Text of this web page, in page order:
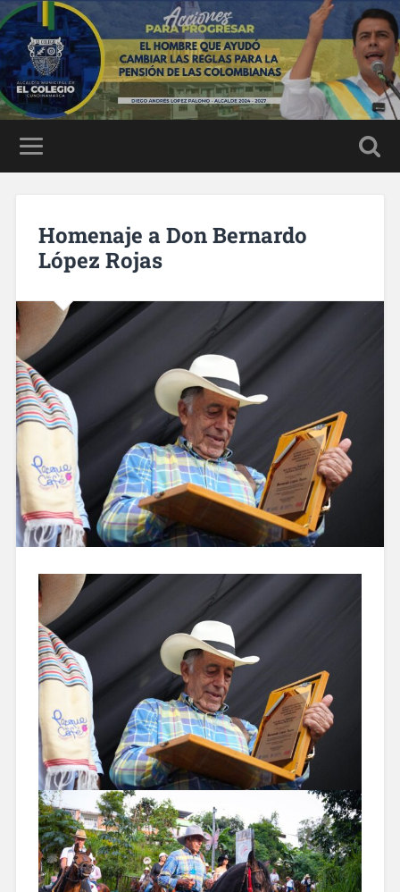
Homenaje a Don Bernardo
López Rojas